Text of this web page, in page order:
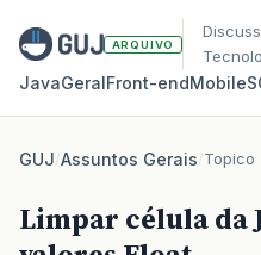
ARQUIVO
JavaGeralFront‑endMobile
GUJ/Assuntos Gerais/Topico
Limpar célula da